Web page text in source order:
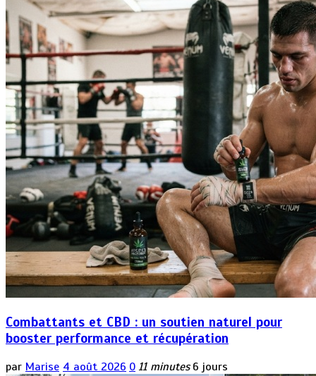
Combattants et CBD : un soutien naturel pour
booster performance et récupération
par Marise 4 août 2026 0 11 minutes 6 jours